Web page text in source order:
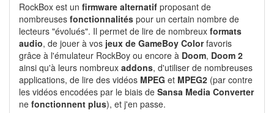
RockBox est un firmware alternatif proposant de
nombreuses fonctionnalités pour un certain nombre de
lecteurs "évolués". Il permet de lire de nombreux formats
audio, de jouer à vos jeux de GameBoy Colorfavoris
grâce à l'émulateur RockBoy ou encore à Doom, Doom 2
ainsi qu'à leurs nombreux addons, d'utiliser de nombreuses
applications, de lire des vidéos MPEG et MPEG2 (par contre
les vidéos encodées par le biais de Sansa Media Converter
ne fonctionnent plus), et j'en passe.